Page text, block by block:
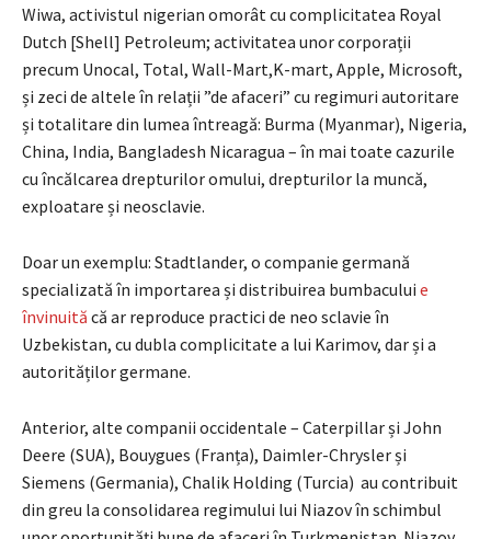
Wiwa, activistul nigerian omorât cu complicitatea Royal
Dutch [Shell] Petroleum; activitatea unor corporații
precum Unocal, Total, Wall-Mart,K-mart, Apple, Microsoft,
și zeci de altele în relații ”de afaceri” cu regimuri autoritare
și totalitare din lumea întreagă: Burma (Myanmar), Nigeria,
China, India, Bangladesh Nicaragua – în mai toate cazurile
cu încălcarea drepturilor omului, drepturilor la muncă,
exploatare și neosclavie.
Doar un exemplu: Stadtlander, o companie germană
specializată în importarea și distribuirea bumbacului e
învinuită că ar reproduce practici de neo sclavie în
Uzbekistan, cu dubla complicitate a lui Karimov, dar și a
autorităților germane.
Anterior, alte companii occidentale – Caterpillar și John
Deere (SUA), Bouygues (Franța), Daimler-Chrysler și
Siemens (Germania), Chalik Holding (Turcia) au contribuit
din greu la consolidarea regimului lui Niazov în schimbul